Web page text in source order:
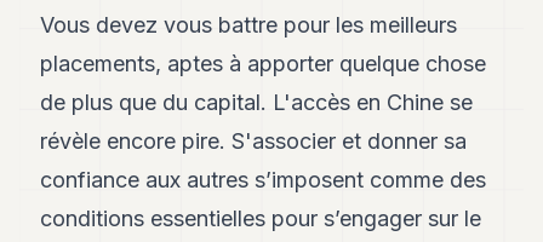
Vous devez vous battre pour les meilleurs
placements, aptes à apporter quelque chose
de plus que du capital. L'accès en Chine se
révèle encore pire. S'associer et donner sa
confiance aux autres s’imposent comme des
conditions essentielles pour s’engager sur le